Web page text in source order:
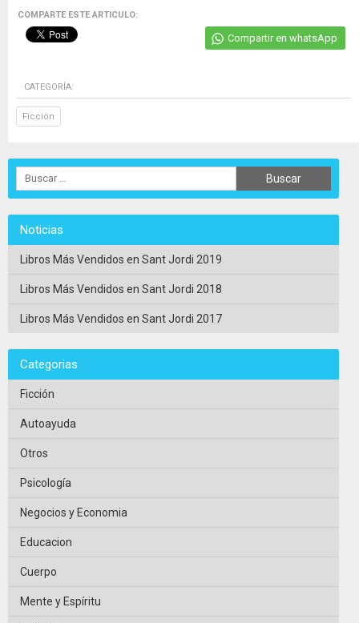
COMPARTE ESTE ARTICULO:
Compartir en whatsApp
CATEGORÍA:
Ficción
Noticias
Libros Más Vendidos en Sant Jordi 2019
Libros Más Vendidos en Sant Jordi 2018
Libros Más Vendidos en Sant Jordi 2017
Categorias
Ficción
Autoayuda
Otros
Psicología
Negocios y Economia
Educacion
Cuerpo
Mente y Espíritu